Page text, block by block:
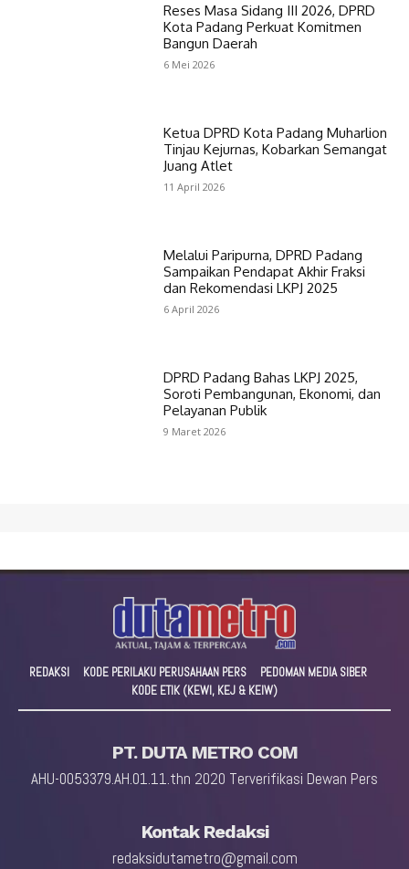
Reses Masa Sidang III 2026, DPRD
Kota Padang Perkuat Komitmen
Bangun Daerah
6 Mei 2026
Ketua DPRD Kota Padang Muharlion
Tinjau Kejurnas, Kobarkan Semangat
Juang Atlet
11 April 2026
Melalui Paripurna, DPRD Padang
Sampaikan Pendapat Akhir Fraksi
dan Rekomendasi LKPJ 2025
6 April 2026
DPRD Padang Bahas LKPJ 2025,
Soroti Pembangunan, Ekonomi, dan
Pelayanan Publik
9 Maret 2026
REDAKSI KODE PERILAKU PERUSAHAAN PERS
PEDOMAN MEDIA SIBER
KODE ETIK (KEWI, KEJ & KEIW)
PT. DUTA METRO COM
AHU-0053379.AH.01.11.thn 2020 Terverifikasi Dewan Pers
Kontak Redaksi
redaksidutametro@gmail.com